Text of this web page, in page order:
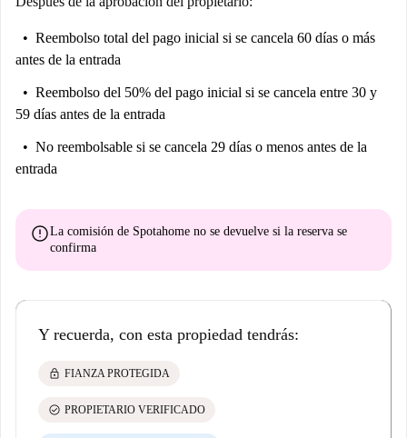
Reembolso total del pago inicial si se cancela 60 días o más
antes de la entrada
Reembolso del 50% del pago inicial si se cancela entre 30 y
59 días antes de la entrada
No reembolsable si se cancela 29 días o menos antes de la
entrada
errorLa comisión de Spotahome no se devuelve si la reserva se
confirma
Y recuerda, con esta propiedad tendrás:
lock FIANZA PROTEGIDA
check_circle PROPIETARIO VERIFICADO